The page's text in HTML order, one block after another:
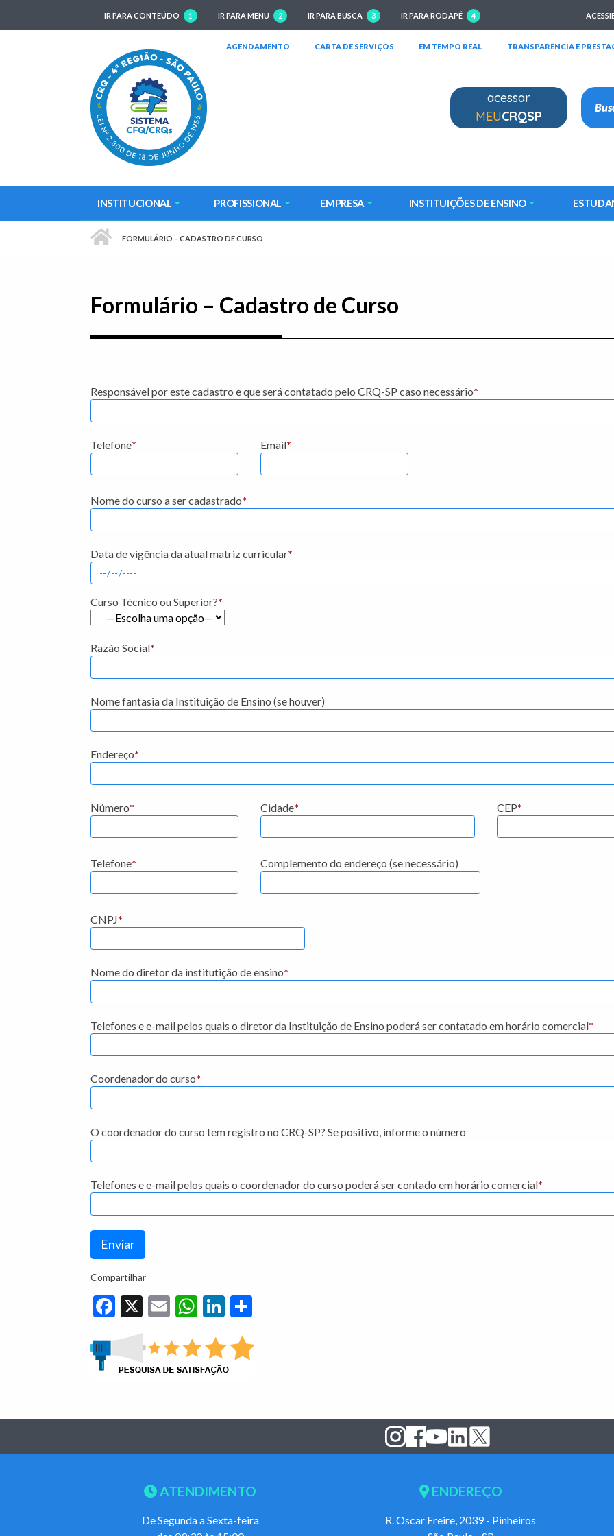
IR PARA CONTEÚDO 1 IR PARA MENU 2 IR PARA BUSCA 3 IR PARA RODAPÉ 4
AGENDAMENTO (ABRIRÁ EM NOVA JANELA)
CARTA DE SERVIÇOS (ABRIRÁ EM NOVA JANELA)
EM TEMPO REAL (ABRIRÁ EM NOVA JANELA)
TRANSPARÊNCIA E
acessar
MEUCRQSP
INSTITUCIONAL PROFISSIONAL EMPRESA INSTITUIÇÕES DE ENSINO
PÁGINA INICIAL
FORMULÁRIO – CADASTRO DE CURSO
Formulário – Cadastro de Curso
Responsável por este cadastro e que será contatado pelo CRQ-SP caso necessário*
Telefone* Email*
Nome do curso a ser cadastrado*
Data de vigência da atual matriz curricular*
Curso Técnico ou Superior?*
Razão Social*
Nome fantasia da Instituição de Ensino (se houver)
Endereço*
Número* Cidade* CEP*
Telefone* Complemento do endereço (se necessário)
CNPJ*
Nome do diretor da institutição de ensino*
Telefones e e-mail pelos quais o diretor da Instituição de Ensino poderá ser contatado em horário comercial*
Coordenador do curso*
O coordenador do curso tem registro no CRQ-SP? Se positivo, informe o número
Telefones e e-mail pelos quais o coordenador do curso poderá ser contado em horário comercial*
Compartilhar
Facebook
X EmailWhatsApp
LinkedIn
ATENDIMENTO
De Segunda a Sexta-feira
ENDEREÇO
R. Oscar Freire, 2039 - Pinheiros